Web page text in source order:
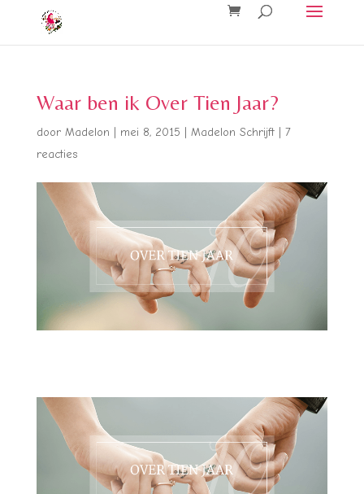
Waar ben ik Over Tien Jaar?
door Madelon mei 8, 2015 Madelon Schrijft| 7
reacties